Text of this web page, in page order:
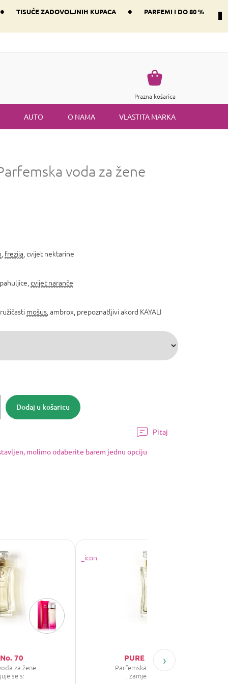
• TISUĆE ZADOVOLJNIH KUPACA •
PARFEMI I DO 80 %
Košarica
Prazna košarica
AUTO O NAMA VLASTITA MARKA
voda za žene
Dodaj u košaricu
frezija , cvijet nektarine
pahuljice, cvijet naranče
, ružičasti mošus , ambrox, prepoznatljivi akord KAYALI
Pitaj
molimo odaberite barem jednu opciju
70
za žene
se s:
PURE No.2552
Parfemska voda za žene
, zamjenjuje se s:
›